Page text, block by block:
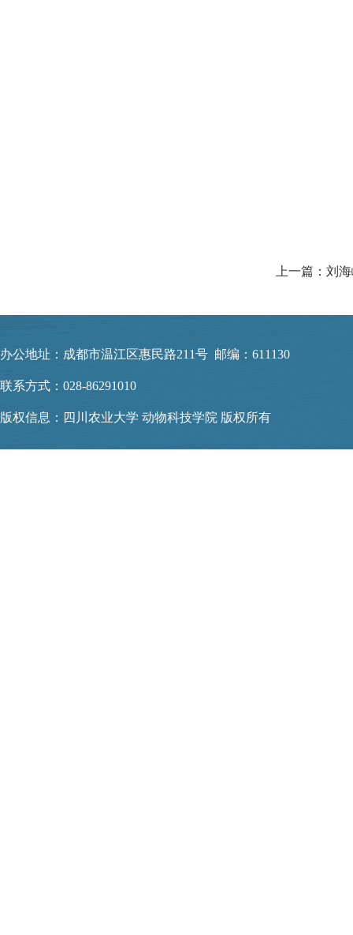
上一篇：刘
办公地址：成都市温江区惠民路211号 邮编：611130
联系方式：028-86291010
版权信息：四川农业大学 动物科技学院 版权所有